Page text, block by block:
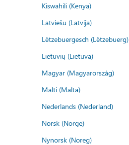
Kiswahili (Kenya)
Latviešu (Latvija)
Lëtzebuergesch (Lëtzebuerg)
Lietuvių (Lietuva)
Magyar (Magyarország)
Malti (Malta)
Nederlands (Nederland)
Norsk (Norge)
Nynorsk (Noreg)